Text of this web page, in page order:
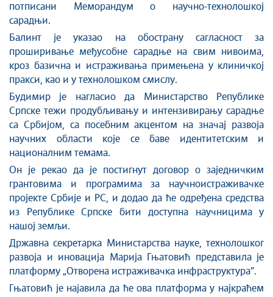
COVID-19 - архива
потписани Меморандум о научно-технолошкој
сарадњи.
Балинт је указао на обострану сагласност за
проширивање међусобне сарадње на свим нивоима,
кроз базична и истраживања примењена у клиничкој
пракси, као и у технолошком смислу.
Будимир је нагласио да Министарство Републике
Српске тежи продубљивању и интензивирању сарадње
са Србијом, са посебним акцентом на значај развоја
научних области које се баве идентитетским и
националним темама.
Он је рекао да је постигнут договор о заједничким
грантовима и програмима за научноистраживачке
пројекте Србије и РС, и додао да ће одређена средства
из Републике Српске бити доступна научницима у
нашој земљи.
Државна секретарка Министарства науке, технолошког
развоја и иновација Марија Гњатовић представила је
платформу „Отворена истраживачка инфраструктура”.
Гњатовић је најавила да ће ова платформа у најкраћем